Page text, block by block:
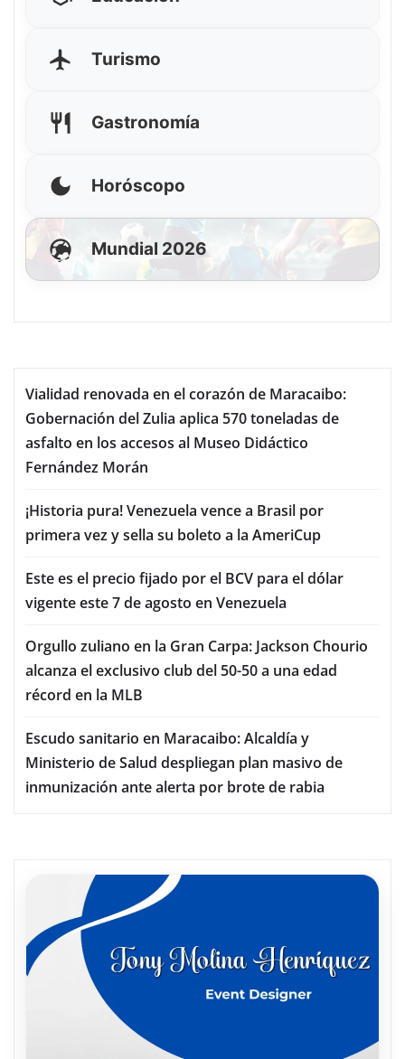
Turismo
Gastronomía
Horóscopo
Mundial 2026
Vialidad renovada en el corazón de Maracaibo:
Gobernación del Zulia aplica 570 toneladas de
asfalto en los accesos al Museo Didáctico
Fernández Morán
¡Historia pura! Venezuela vence a Brasil por
primera vez y sella su boleto a la AmeriCup
Este es el precio fijado por el BCV para el dólar
vigente este 7 de agosto en Venezuela
Orgullo zuliano en la Gran Carpa: Jackson Chourio
alcanza el exclusivo club del 50-50 a una edad
récord en la MLB
Escudo sanitario en Maracaibo: Alcaldía y
Ministerio de Salud despliegan plan masivo de
inmunización ante alerta por brote de rabia